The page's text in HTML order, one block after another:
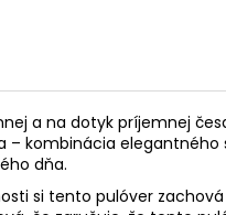
a na dotyk príjemnej
– kombinácia
dňa.
si tento pulóver